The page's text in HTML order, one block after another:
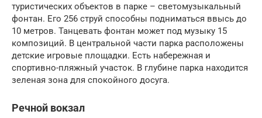
туристических объектов в парке – светомузыкальный
фонтан. Его 256 струй способны подниматься ввысь до
10 метров. Танцевать фонтан может под музыку 15
композиций. В центральной части парка расположены
детские игровые площадки. Есть набережная и
спортивно-пляжный участок. В глубине парка находится
зеленая зона для спокойного досуга.
Речной вокзал